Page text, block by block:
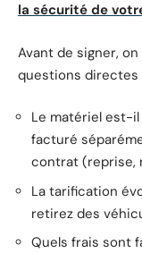
la sécurité de
Avant de signer,
questions directes
Le matériel est-il
facturé
contrat (reprise,
La tarification
retirez des
Quels frais sont